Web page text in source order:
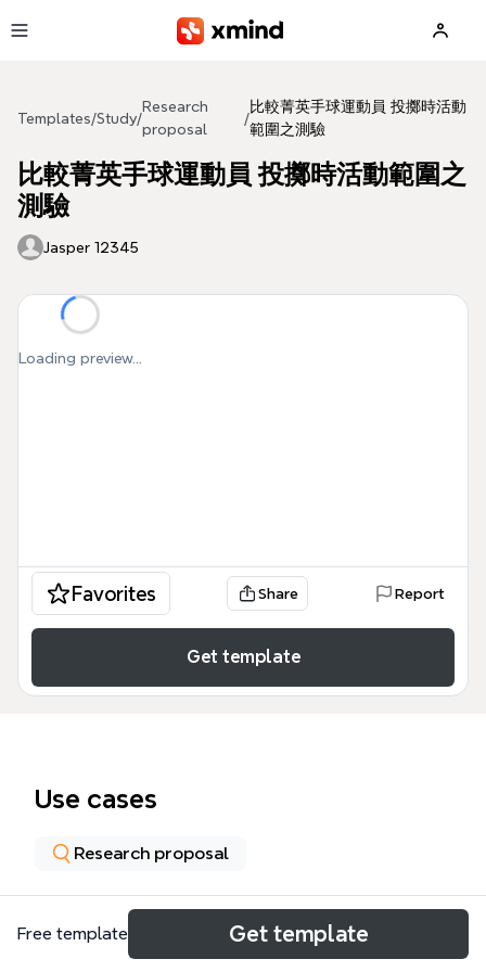
Templates/Study/
Research
proposal
/
比較菁英手球運動員 投擲時活動
範圍之測驗
比較菁英手球運動員 投擲時活動範圍之
測驗
Jasper 12345
Loading preview...
Favorites Share Report
Get template
Use cases
Research proposal
About
Free template Get template